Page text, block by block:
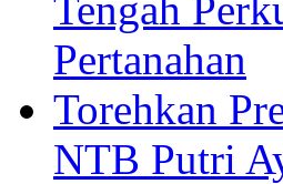
Pertanahan
Torehkan
NTB Putri